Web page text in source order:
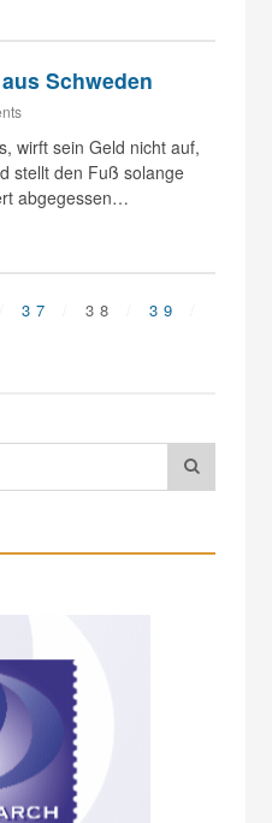
Schweden
wirft sein Geld nicht auf,
stellt den Fuß solange
abgegessen…
37 38
39